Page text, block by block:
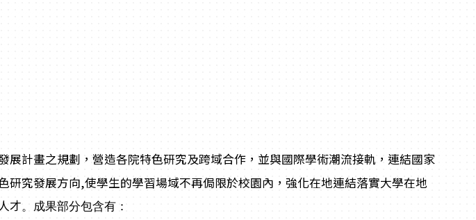
展計畫之規劃，營造各院特色研究及跨域合作，並與國際學術潮流接軌，連結國家
研究發展方向,使學生的學習場域不再侷限於校園內，強化在地連結落實大學在地
才。 成果部分包含有：